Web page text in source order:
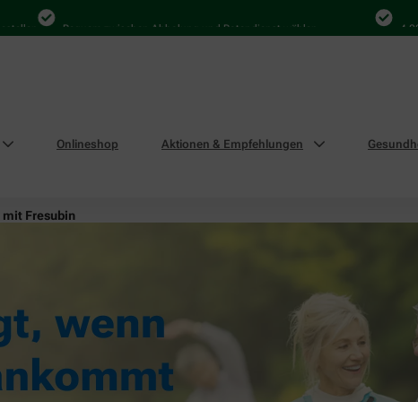
Bequem zwischen Abholung und Botendienst wählen 4.000 Mal
Onlineshop Aktionen & Empfehlungen
mit Fresubin